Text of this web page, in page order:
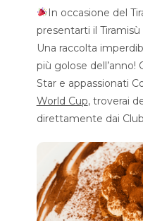
In occasione del
presentarti il
Una raccolta
più golose dell’anno!
Star e appassionati
World Cup, troverai
direttamente dai